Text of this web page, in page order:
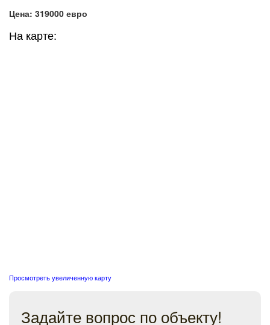
Цена: 319000 евро
На карте:
Просмотреть увеличенную карту
Задайте вопрос по объекту!